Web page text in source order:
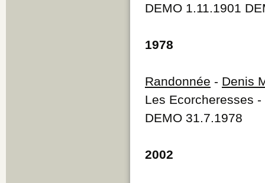
DEMO 1.11.1901
1978
Randonnée - Denis
Les Ecorcheresses
DEMO 31.7.1978
2002